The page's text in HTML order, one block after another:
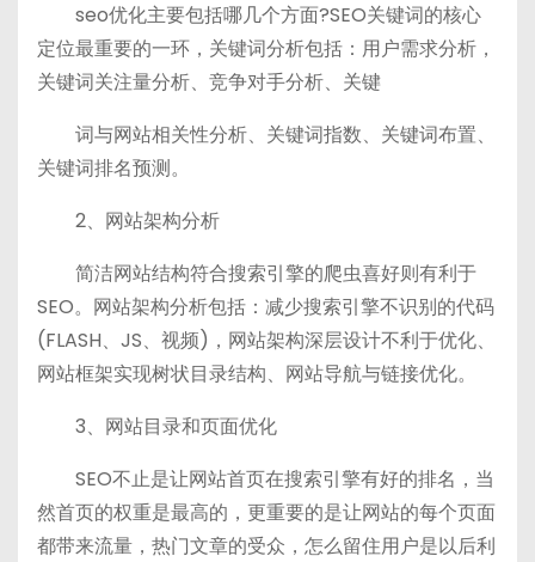
seo优化主要包括哪几个方面?SEO关键词的核心
定位最重要的一环，关键词分析包括：用户需求分析，
关键词关注量分析、竞争对手分析、关键
词与网站相关性分析、关键词指数、关键词布置、
关键词排名预测。
2、网站架构分析
简洁网站结构符合搜索引擎的爬虫喜好则有利于
SEO。网站架构分析包括：减少搜索引擎不识别的代码
(FLASH、JS、视频)，网站架构深层设计不利于优化、
网站框架实现树状目录结构、网站导航与链接优化。
3、网站目录和页面优化
SEO不止是让网站首页在搜索引擎有好的排名，当
然首页的权重是最高的，更重要的是让网站的每个页面
都带来流量，热门文章的受众，怎么留住用户是以后利